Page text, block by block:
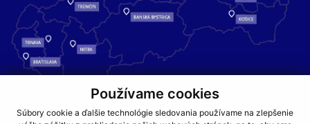
Používame cookies
Súbory cookie a ďalšie technológie sledovania používame na zlepšenie
Kúpele Pieniny – miesto, kde sa príroda stretáva s liečivou silou